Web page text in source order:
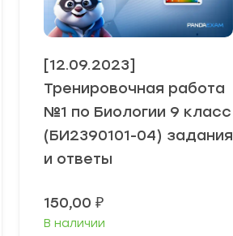
[12.09.2023]
Тренировочная работа
№1 по Биологии 9 класс
(БИ2390101-04) задания
и ответы
150,00 ₽
В наличии